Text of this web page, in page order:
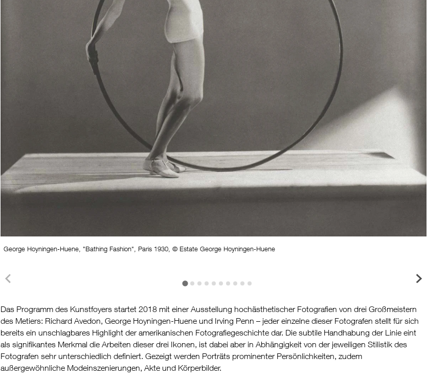
George Hoyningen-Huene, "Bathing Fashion", Paris 1930, © Estate George Hoyningen-Huene
Das Programm des Kunstfoyers startet 2018 mit einer Ausstellung hochästhetischer Fotografien von drei Großmeistern
des Metiers: Richard Avedon, George Hoyningen-Huene und Irving Penn – jeder einzelne dieser Fotografen stellt für sich
bereits ein unschlagbares Highlight der amerikanischen Fotografiegeschichte dar. Die subtile Handhabung der Linie eint
als signifikantes Merkmal die Arbeiten dieser drei Ikonen, ist dabei aber in Abhängigkeit von der jeweiligen Stilistik des
Fotografen sehr unterschiedlich definiert. Gezeigt werden Porträts prominenter Persönlichkeiten, zudem
außergewöhnliche Modeinszenierungen, Akte und Körperbilder.